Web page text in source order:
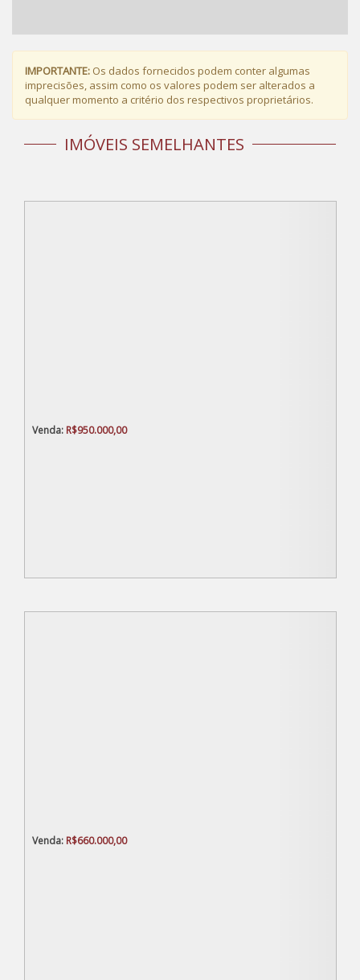
IMPORTANTE: Os dados fornecidos podem conter algumas
imprecisões, assim como os valores podem ser alterados a
qualquer momento a critério dos respectivos proprietários.
IMÓVEIS SEMELHANTES
R$950.000,00
R$660.000,00